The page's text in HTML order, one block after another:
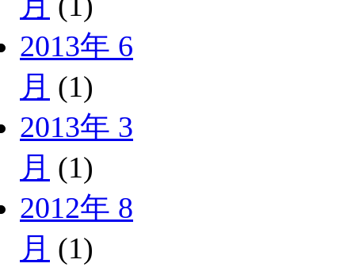
2013年 6
月 (1)
2013年 3
月 (1)
2012年 8
月 (1)